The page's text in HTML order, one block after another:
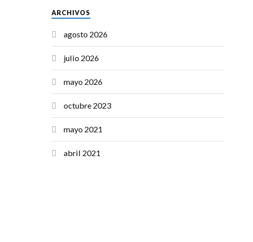
ARCHIVOS
agosto 2026
julio 2026
mayo 2026
octubre 2023
mayo 2021
abril 2021